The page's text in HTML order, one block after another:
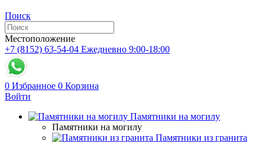
Поиск
Местоположение
+7 (8152) 63-54-04 Ежедневно 9:00-18:00
0 Избранное 0 Корзина
Войти
Памятники на могилу
Памятники на могилу
Памятники из гранита